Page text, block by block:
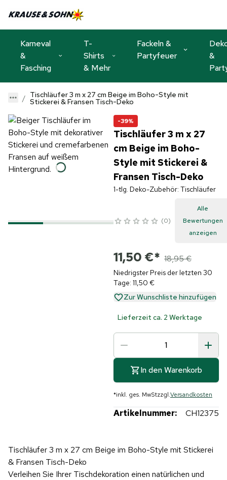
Karneval
&
Fasching
T-
Shirts
& Mehr
Fackeln &
Partyfeuer
&
Tischläufer 3 m x 27 cm Beige im Boho-Style mit
Stickerei & Fransen Tisch-Deko
-39%
Tischläufer 3 m x 27
cm Beige im Boho-
Style mit Stickerei &
Fransen Tisch-Deko
1-tlg. Deko-Zubehör: Tischläufer
0
Alle
Bewertungen
anzeigen
11,50 €* 18,95 €
Niedrigster Preis der letzten 30
Tage: 11,50 €
Zur Wunschliste hinzufügen
Lieferzeit ca. 2 Werktage
In den Warenkorb
*inkl. ges. MwStzzgl.Versandkosten
Artikelnummer: CH12375
Tischläufer 3 m x 27 cm Beige im Boho-Style mit Stickerei
& Fransen Tisch-Deko
Verleihen Sie Ihrer Tischdekoration einen natürlichen und